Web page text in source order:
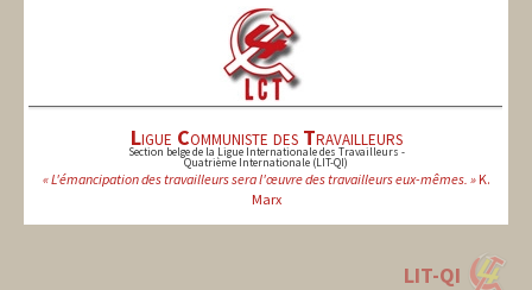
Ligue Communiste des Travailleurs
Section belge de la Ligue Internationale des Travailleurs -
Quatrième Internationale (LIT-QI)
« L'émancipation des travailleurs sera l'œuvre des travailleurs eux-mêmes. »K.
Marx
LIT-QI